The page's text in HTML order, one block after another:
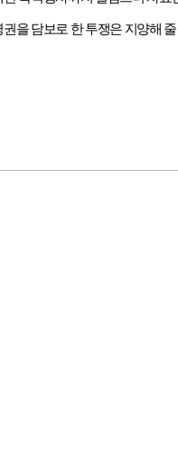
을 담보로 한 투쟁은 지양해